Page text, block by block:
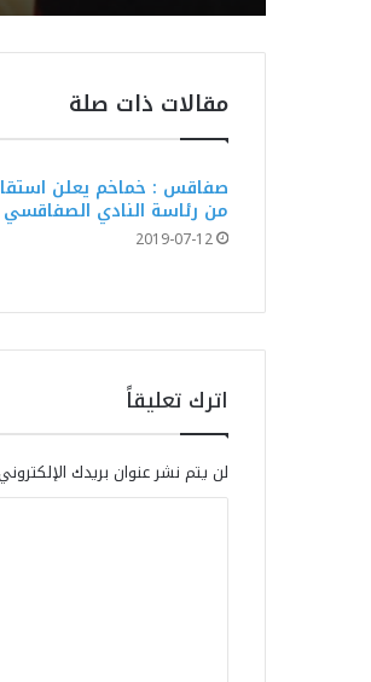
مقالات ذات صلة
صفاقس : خماخم يعلن
من رئاسة النادي
2019-07-12
اترك تعليقاً
لن يتم نشر عنوان بريدك